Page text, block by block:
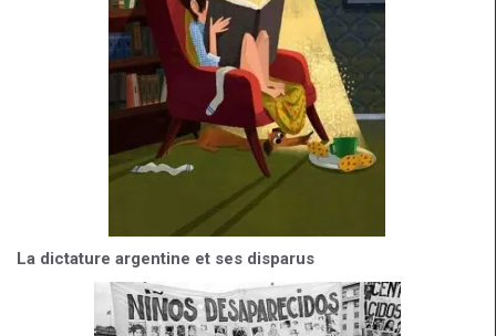
La dictature argentine et ses disparus